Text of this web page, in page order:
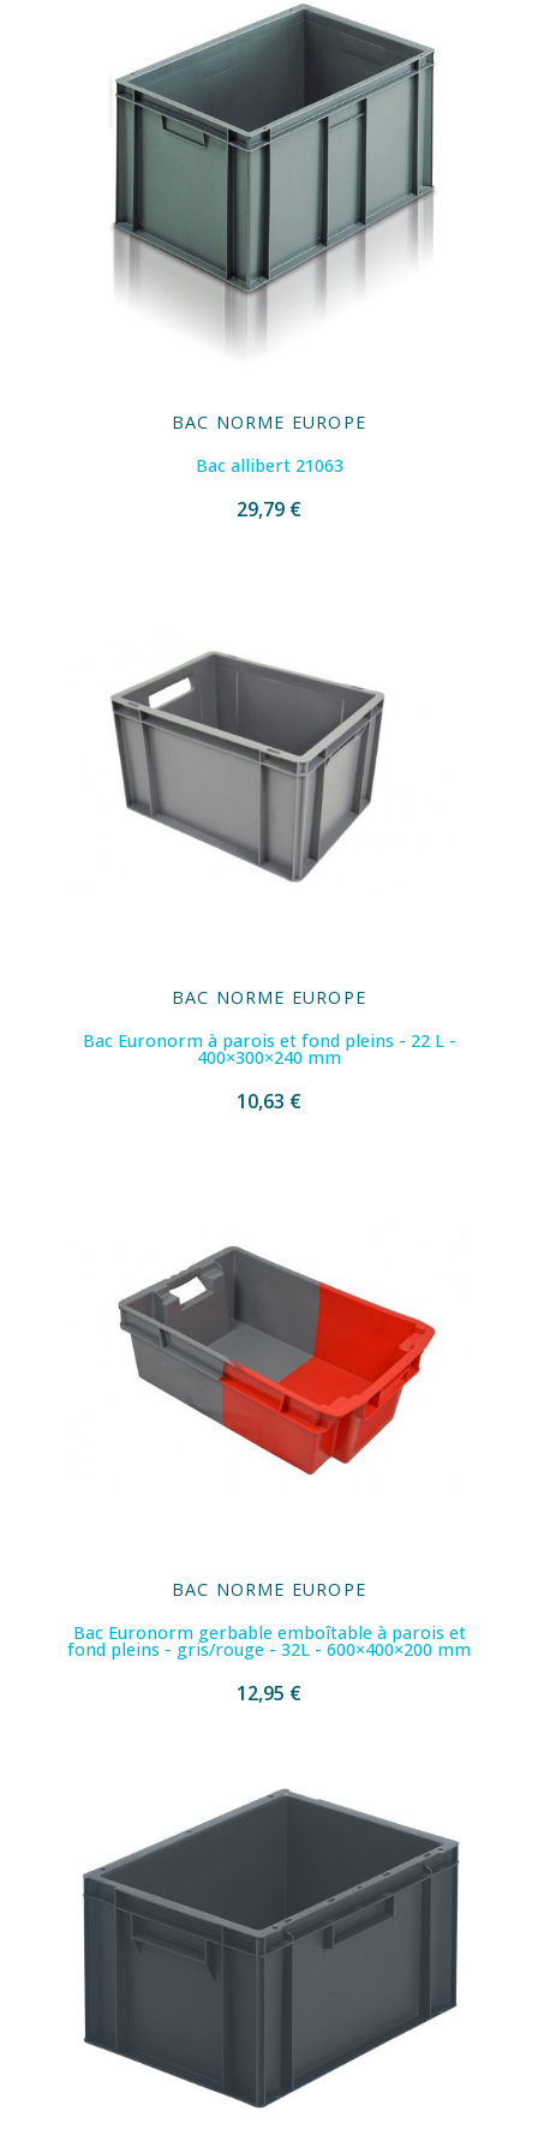
BAC NORME EUROPE
Bac allibert 21063
29,79 €
BAC NORME EUROPE
Bac Euronorm à parois et fond pleins - 22 L -
400×300×240 mm
10,63 €
BAC NORME EUROPE
Bac Euronorm gerbable emboîtable à parois et
fond pleins - gris/rouge - 32L - 600×400×200 mm
12,95 €